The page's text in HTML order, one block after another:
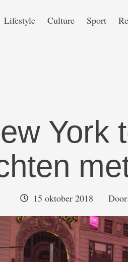
Lifestyle Culture Sport
York
15 oktober 2018